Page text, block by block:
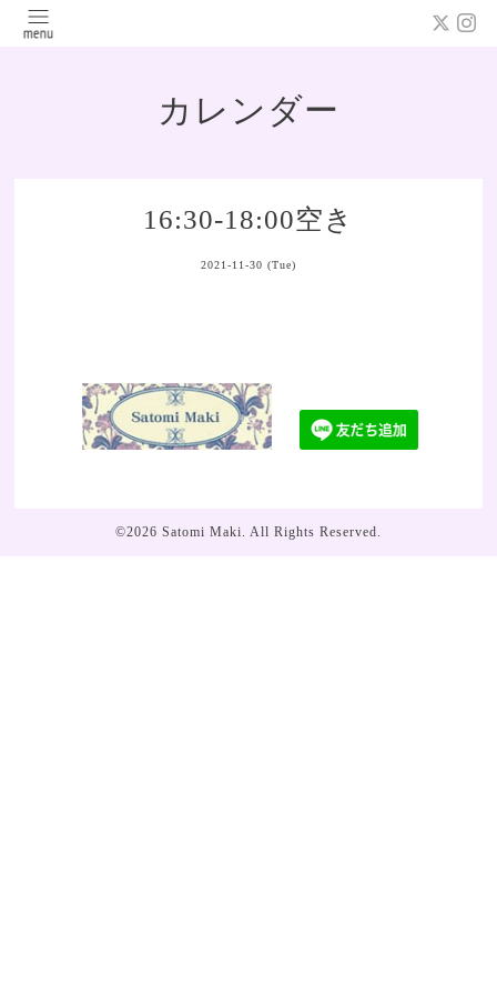
カレンダー
16:30-18:00空き
2021-11-30 (Tue)
©2026 Satomi Maki. All Rights Reserved.